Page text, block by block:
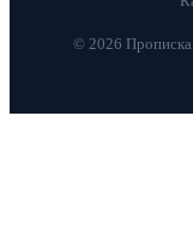
© 2026 Прописка